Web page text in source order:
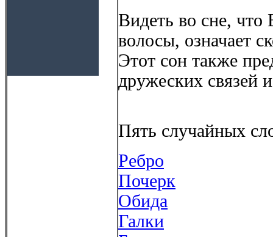
Видеть во сне, что
волосы, означает
Этот сон также
дружеских связей
Пять случайных
Ребро
Почерк
Обида
Галки